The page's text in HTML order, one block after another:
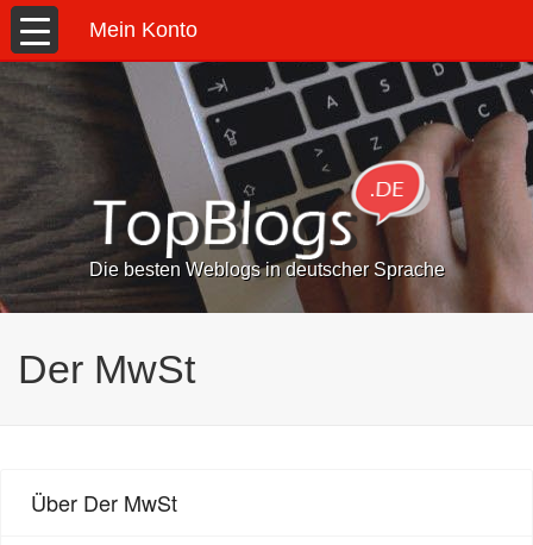
Mein Konto
Die besten Weblogs in deutscher Sprache
Der MwSt
Über Der MwSt